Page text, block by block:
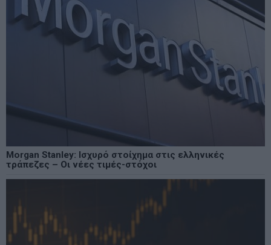
Morgan Stanley: Ισχυρό στοίχημα στις ελληνικές
τράπεζες – Οι νέες τιμές-στόχοι